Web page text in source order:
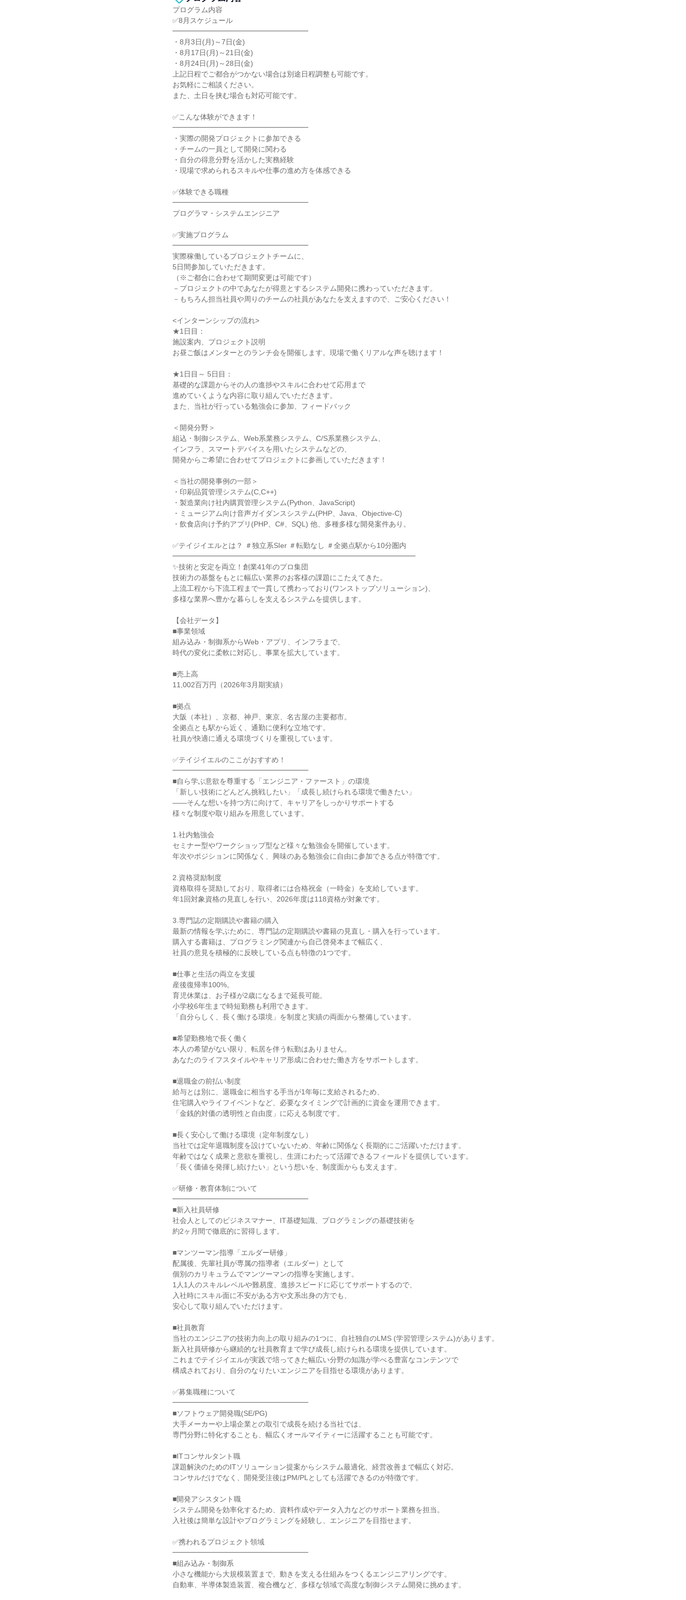
プログラム内容
✅8月スケジュール
━━━━━━━━━━━━━━━━━━━
・8月3日(月)～7日(金)
・8月17日(月)～21日(金)
・8月24日(月)～28日(金)
上記日程でご都合がつかない場合は別途日程調整も可能です。
お気軽にご相談ください。
また、土日を挟む場合も対応可能です。
✅こんな体験ができます！
━━━━━━━━━━━━━━━━━━━
・実際の開発プロジェクトに参加できる
・チームの一員として開発に関わる
・自分の得意分野を活かした実務経験
・現場で求められるスキルや仕事の進め方を体感できる
✅体験できる職種
━━━━━━━━━━━━━━━━━━━
プログラマ・システムエンジニア
✅実施プログラム
━━━━━━━━━━━━━━━━━━━
実際稼働しているプロジェクトチームに、
5日間参加していただきます。
（※ご都合に合わせて期間変更は可能です）
－プロジェクトの中であなたが得意とするシステム開発に携わっていただきます。
－もちろん担当社員や周りのチームの社員があなたを支えますので、ご安心ください！
<インターンシップの流れ>
★1日目：
施設案内、プロジェクト説明
お昼ご飯はメンターとのランチ会を開催します。現場で働くリアルな声を聴けます！
★1日目～ 5日目：
基礎的な課題からその人の進捗やスキルに合わせて応用まで
進めていくような内容に取り組んでいただきます。
また、当社が行っている勉強会に参加、フィードバック
＜開発分野＞
組込・制御システム、Web系業務システム、C/S系業務システム、
インフラ、スマートデバイスを用いたシステムなどの、
開発からご希望に合わせてプロジェクトに参画していただきます！
＜当社の開発事例の一部＞
・印刷品質管理システム(C,C++)
・製造業向け社内購買管理システム(Python、JavaScript)
・ミュージアム向け音声ガイダンスシステム(PHP、Java、Objective-C)
・飲食店向け予約アプリ(PHP、C#、SQL) 他、多種多様な開発案件あり。
✅テイジイエルとは？ ＃独立系SIer ＃転勤なし ＃全拠点駅から10分圏内
━━━━━━━━━━━━━━━━━━━━━━━━━━━━━━━━━━
✨技術と安定を両立！創業41年のプロ集団
技術力の基盤をもとに幅広い業界のお客様の課題にこたえてきた。
上流工程から下流工程まで一貫して携わっており(ワンストップソリューション)、
多様な業界へ豊かな暮らしを支えるシステムを提供します。
【会社データ】
■事業領域
組み込み・制御系からWeb・アプリ、インフラまで、
時代の変化に柔軟に対応し、事業を拡大しています。
■売上高
11,002百万円（2026年3月期実績）
■拠点
大阪（本社）、京都、神戸、東京、名古屋の主要都市。
全拠点とも駅から近く、通勤に便利な立地です。
社員が快適に通える環境づくりを重視しています。
✅テイジイエルのここがおすすめ！
━━━━━━━━━━━━━━━━━━━
■自ら学ぶ意欲を尊重する「エンジニア・ファースト」の環境
「新しい技術にどんどん挑戦したい」「成長し続けられる環境で働きたい」
――そんな想いを持つ方に向けて、キャリアをしっかりサポートする
様々な制度や取り組みを用意しています。
1.社内勉強会
セミナー型やワークショップ型など様々な勉強会を開催しています。
年次やポジションに関係なく、興味のある勉強会に自由に参加できる点が特徴です。
2.資格奨励制度
資格取得を奨励しており、取得者には合格祝金（一時金）を支給しています。
年1回対象資格の見直しを行い、2026年度は118資格が対象です。
3.専門誌の定期購読や書籍の購入
最新の情報を学ぶために、専門誌の定期購読や書籍の見直し・購入を行っています。
購入する書籍は、プログラミング関連から自己啓発本まで幅広く、
社員の意見を積極的に反映している点も特徴の1つです。
■仕事と生活の両立を支援
産後復帰率100%。
育児休業は、お子様が2歳になるまで延長可能。
小学校6年生まで時短勤務も利用できます。
「自分らしく、長く働ける環境」を制度と実績の両面から整備しています。
■希望勤務地で長く働く
本人の希望がない限り、転居を伴う転勤はありません。
あなたのライフスタイルやキャリア形成に合わせた働き方をサポートします。
■退職金の前払い制度
給与とは別に、退職金に相当する手当が1年毎に支給されるため、
住宅購入やライフイベントなど、必要なタイミングで計画的に資金を運用できます。
「金銭的対価の透明性と自由度」に応える制度です。
■長く安心して働ける環境（定年制度なし）
当社では定年退職制度を設けていないため、年齢に関係なく長期的にご活躍いただけます。
年齢ではなく成果と意欲を重視し、生涯にわたって活躍できるフィールドを提供しています。
「長く価値を発揮し続けたい」という想いを、制度面からも支えます。
✅研修・教育体制について
━━━━━━━━━━━━━━━━━━━
■新入社員研修
社会人としてのビジネスマナー、IT基礎知識、プログラミングの基礎技術を
約2ヶ月間で徹底的に習得します。
■マンツーマン指導「エルダー研修」
配属後、先輩社員が専属の指導者（エルダー）として
個別のカリキュラムでマンツーマンの指導を実施します。
1人1人のスキルレベルや難易度、進捗スピードに応じてサポートするので、
入社時にスキル面に不安がある方や文系出身の方でも、
安心して取り組んでいただけます。
■社員教育
当社のエンジニアの技術力向上の取り組みの1つに、自社独自のLMS (学習管理システム)があります。
新入社員研修から継続的な社員教育まで学び成長し続けられる環境を提供しています。
これまでテイジイエルが実践で培ってきた幅広い分野の知識が学べる豊富なコンテンツで
構成されており、自分のなりたいエンジニアを目指せる環境があります。
✅募集職種について
━━━━━━━━━━━━━━━━━━━
■ソフトウェア開発職(SE/PG)
大手メーカーや上場企業との取引で成長を続ける当社では、
専門分野に特化することも、幅広くオールマイティーに活躍することも可能です。
■ITコンサルタント職
課題解決のためのITソリューション提案からシステム最適化、経営改善まで幅広く対応。
コンサルだけでなく、開発受注後はPM/PLとしても活躍できるのが特徴です。
■開発アシスタント職
システム開発を効率化するため、資料作成やデータ入力などのサポート業務を担当。
入社後は簡単な設計やプログラミングを経験し、エンジニアを目指せます。
✅携われるプロジェクト領域
━━━━━━━━━━━━━━━━━━━
■組み込み・制御系
小さな機能から大規模装置まで、動きを支える仕組みをつくるエンジニアリングです。
自動車、半導体製造装置、複合機など、多様な領域で高度な制御システム開発に挑めます。